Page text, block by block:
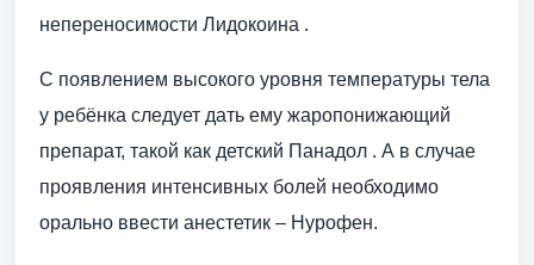
непереносимости Лидокоина .
С появлением высокого уровня температуры тела
у ребёнка следует дать ему жаропонижающий
препарат, такой как детский Панадол . А в случае
проявления интенсивных болей необходимо
орально ввести анестетик – Нурофен.